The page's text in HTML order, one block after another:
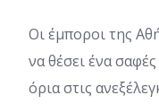
Οι έμποροι της
να θέσει ένα
όρια στις